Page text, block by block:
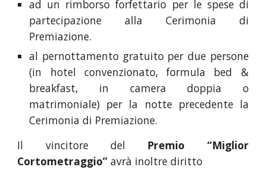
ad un rimborso forfettario per le spese di
partecipazione alla Cerimonia di
Premiazione.
al pernottamento gratuito per due persone
(in hotel convenzionato, formula bed &
breakfast, in camera doppia o
matrimoniale) per la notte precedente la
Cerimonia di Premiazione.
Il vincitore del Premio “Miglior
Cortometraggio” avrà inoltre diritto